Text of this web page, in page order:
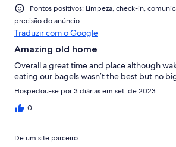
Pontos positivos: Limpeza, check-in,
precisão do anúncio
Traduzir com o Google
Amazing old home
Overall a great time and place although
eating our bagels wasn’t the best but no
Hospedou-se por 3 diárias em set. de 2023
0
De um site parceiro